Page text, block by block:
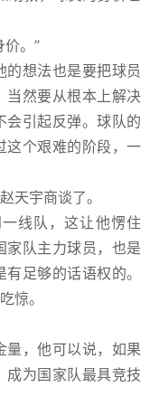
。”
想法也是要把球员
当然要从根本上解决
会引起反弹。球队的
这个艰难的阶段，一
天宇商谈了。
线队，这让他愣住
家队主力球员，也是
足够的话语权的。
惊。
量，他可以说，如果
成为国家队最具竞技